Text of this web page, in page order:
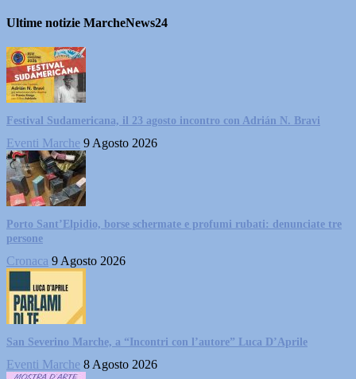
Ultime notizie MarcheNews24
Festival Sudamericana, il 23 agosto incontro con Adrián N. Bravi
Eventi Marche 9 Agosto 2026
Porto Sant’Elpidio, borse schermate e profumi rubati: denunciate tre
persone
Cronaca 9 Agosto 2026
San Severino Marche, a “Incontri con l’autore” Luca D’Aprile
Eventi Marche 8 Agosto 2026